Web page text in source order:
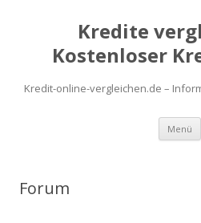
Kredite
Kostenloser
Kredit-online-vergleichen.de –
Menü
Forum